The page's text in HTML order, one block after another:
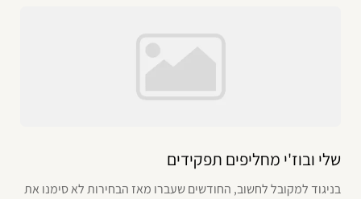
שלי ובוז'י מחליפים תפקידים
בניגוד למקובל לחשוב, החודשים שעברו מאז הבחירות לא סימנו את